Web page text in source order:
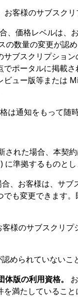
客様のサブスク
、価格レベルは
の数量の変更が認
ブスクリプショ
ポータルに掲載
ビュー版等または
は通知をもって随
された場合、本契
準拠するものと
、お客様は、サ
でも変更できます
様のサブスクリ
められていないこ
版の利用資格。
満たしていること